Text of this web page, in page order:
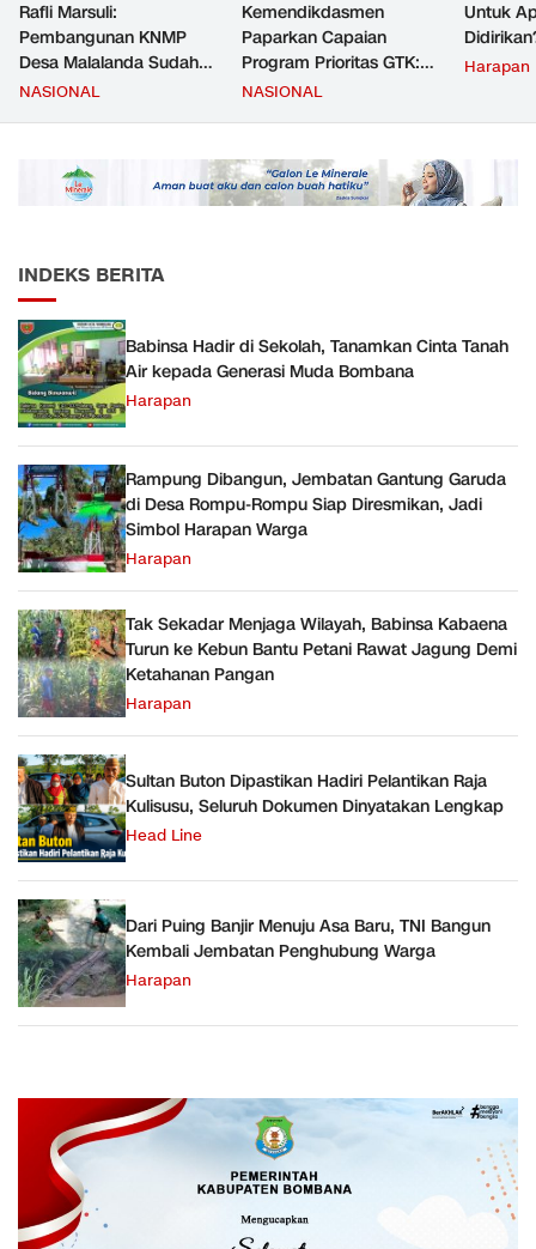
Rafli Marsuli:
Pembangunan KNMP
Desa Malalanda Sudah
Mencapai 69 Persen dan
JMD dan JMF
NASIONAL
Kemendikdasmen
Paparkan Capaian
Program Prioritas GTK:
Kompetensi Meningkat,
NASIONAL
Untuk
Harapan
INDEKS BERITA
Babinsa Hadir di Sekolah, Tanamkan Cinta Tanah
Air kepada Generasi Muda Bombana
Harapan
Rampung Dibangun, Jembatan Gantung Garuda
di Desa Rompu-Rompu Siap Diresmikan, Jadi
Simbol Harapan Warga
Harapan
Tak Sekadar Menjaga Wilayah, Babinsa Kabaena
Turun ke Kebun Bantu Petani Rawat Jagung Demi
Ketahanan Pangan
Harapan
Sultan Buton Dipastikan Hadiri Pelantikan Raja
Kulisusu, Seluruh Dokumen Dinyatakan Lengkap
Head Line
Dari Puing Banjir Menuju Asa Baru, TNI Bangun
Kembali Jembatan Penghubung Warga
Harapan